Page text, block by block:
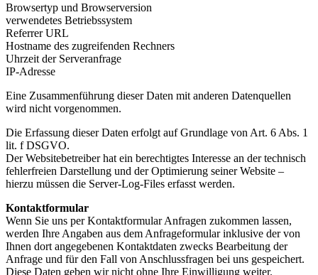
Browsertyp und Browserversion
verwendetes Betriebssystem
Referrer URL
Hostname des zugreifenden Rechners
Uhrzeit der Serveranfrage
IP-Adresse
Eine Zusammenführung dieser Daten mit anderen Datenquellen
wird nicht vorgenommen.
Die Erfassung dieser Daten erfolgt auf Grundlage von Art. 6 Abs. 1
lit. f DSGVO.
Der Websitebetreiber hat ein berechtigtes Interesse an der technisch
fehlerfreien Darstellung und der Optimierung seiner Website –
hierzu müssen die Server-Log-Files erfasst werden.
Kontaktformular
Wenn Sie uns per Kontaktformular Anfragen zukommen lassen,
werden Ihre Angaben aus dem Anfrageformular inklusive der von
Ihnen dort angegebenen Kontaktdaten zwecks Bearbeitung der
Anfrage und für den Fall von Anschlussfragen bei uns gespeichert.
Diese Daten geben wir nicht ohne Ihre Einwilligung weiter.